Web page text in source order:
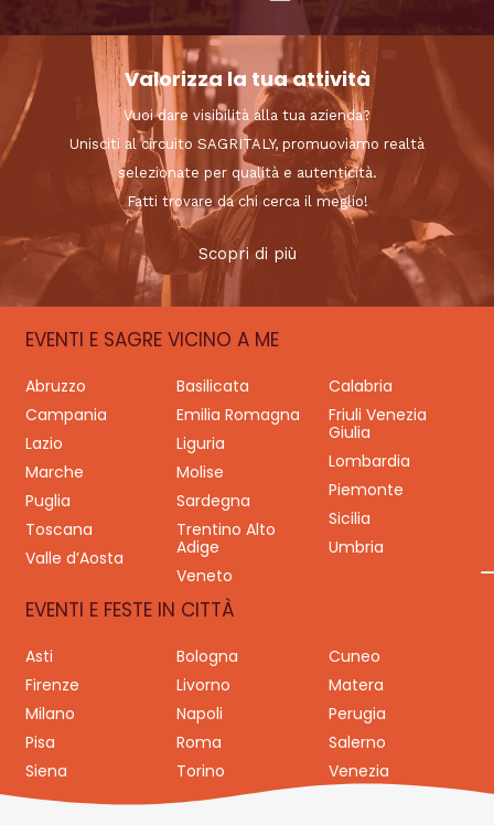
Valorizza la tua attività
Vuoi dare visibilità alla tua azienda?
Unisciti al circuito SAGRITALY, promuoviamo realtà
selezionate per qualità e autenticità.
Fatti trovare da chi cerca il meglio!
Scopri di più
EVENTI E SAGRE VICINO A ME
Abruzzo Basilicata
Calabria
Campania
Emilia Romagna
Friuli Venezia
Giulia
Lazio
Liguria
Lombardia
Marche
Molise
Piemonte
Puglia
Sardegna
Sicilia
Toscana
Trentino Alto
Adige
Umbria
Valle d’Aosta
Veneto
EVENTI E FESTE IN CITTÀ
Asti Bologna
Cuneo
Firenze
Livorno
Matera
Milano
Napoli
Perugia
Pisa
Roma
Salerno
Siena
Torino Venezia